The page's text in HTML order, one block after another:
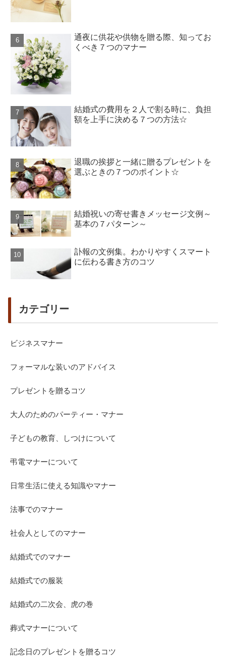
通夜に供花や供物を贈る際、知ってお
くべき７つのマナー
結婚式の費用を２人で割る時に、負担
額を上手に決める７つの方法☆
退職の挨拶と一緒に贈るプレゼントを
選ぶときの７つのポイント☆
結婚祝いの寄せ書きメッセージ文例～
基本の７パターン～
訃報の文例集。わかりやすくスマート
に伝わる書き方のコツ
カテゴリー
ビジネスマナー
フォーマルな装いのアドバイス
プレゼントを贈るコツ
大人のためのパーティー・マナー
子どもの教育、しつけについて
弔電マナーについて
日常生活に使える知識やマナー
法事でのマナー
社会人としてのマナー
結婚式でのマナー
結婚式での服装
結婚式の二次会、虎の巻
葬式マナーについて
記念日のプレゼントを贈るコツ